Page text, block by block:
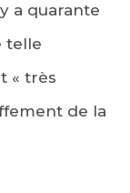
a quarante
telle
« très
de la